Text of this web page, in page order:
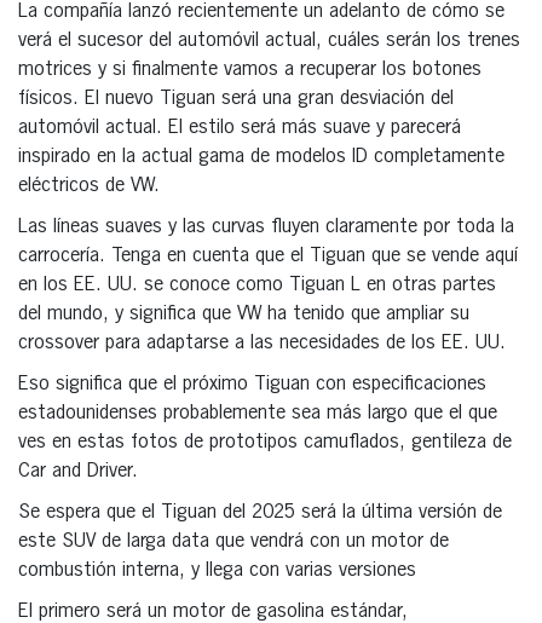
La compañía lanzó recientemente un adelanto de cómo se
verá el sucesor del automóvil actual, cuáles serán los trenes
motrices y si finalmente vamos a recuperar los botones
físicos. El nuevo Tiguan será una gran desviación del
automóvil actual. El estilo será más suave y parecerá
inspirado en la actual gama de modelos ID completamente
eléctricos de VW.
Las líneas suaves y las curvas fluyen claramente por toda la
carrocería. Tenga en cuenta que el Tiguan que se vende aquí
en los EE. UU. se conoce como Tiguan L en otras partes
del mundo, y significa que VW ha tenido que ampliar su
crossover para adaptarse a las necesidades de los EE. UU.
Eso significa que el próximo Tiguan con especificaciones
estadounidenses probablemente sea más largo que el que
ves en estas fotos de prototipos camuflados, gentileza de
Car and Driver.
Se espera que el Tiguan del 2025 será la última versión de
este SUV de larga data que vendrá con un motor de
combustión interna, y llega con varias versiones
El primero será un motor de gasolina estándar,